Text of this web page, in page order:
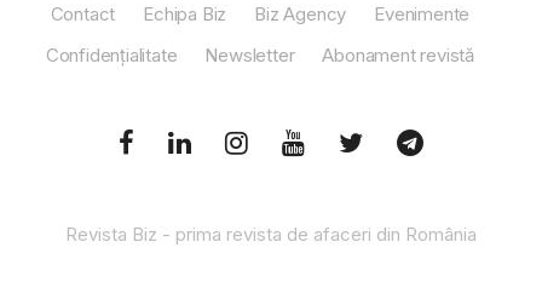
Contact Echipa Biz Biz Agency
Evenimente
Confidențialitate
Newsletter Abonament revistă
Revista Biz - prima revista de afaceri din România